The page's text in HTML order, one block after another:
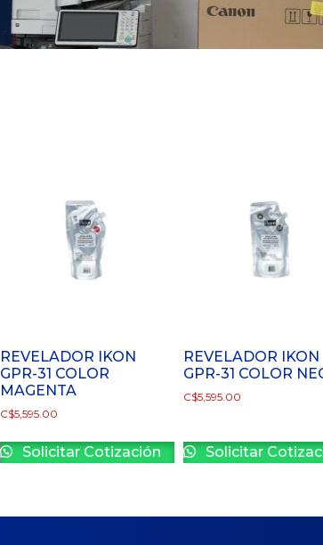
REVELADOR IKON
GPR-31 COLOR
MAGENTA
C$5,595.00
Solicitar Cotización
REVELADOR IKON
GPR-31 COLOR
C$5,595.00
Solicitar